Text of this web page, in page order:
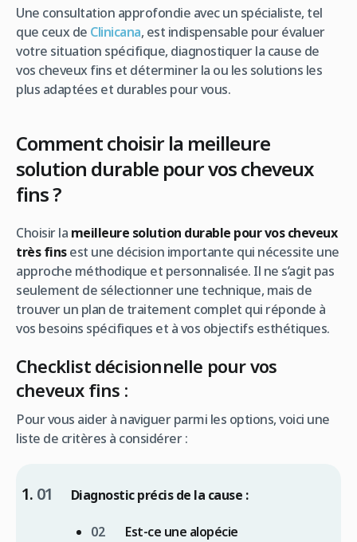
Une consultation approfondie avec un spécialiste, tel
que ceux de Clinicana, est indispensable pour évaluer
votre situation spécifique, diagnostiquer la cause de
vos cheveux fins et déterminer la ou les solutions les
plus adaptées et durables pour vous.
Comment choisir la meilleure
solution durable pour vos cheveux
fins ?
Choisir la meilleure solution durable pour vos cheveux
très finsest une décision importante qui nécessite une
approche méthodique et personnalisée. Il ne s’agit pas
seulement de sélectionner une technique, mais de
trouver un plan de traitement complet qui réponde à
vos besoins spécifiques et à vos objectifs esthétiques.
Checklist décisionnelle pour vos
cheveux fins :
Pour vous aider à naviguer parmi les options, voici une
liste de critères à considérer :
Diagnostic précis de la cause :
Est-ce une alopécie